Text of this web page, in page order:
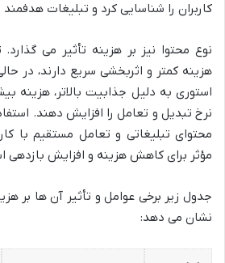
کاربران را شناسایی کرد و تبلیغات هدفمند
نوع محتوا نیز بر هزینه تأثیر می
هزینه کمتر و اثربخشی سریع دارند، در
استوری به دلیل جذابیت بالاتر، هزینه
نرخ تبدیل و تعامل را افزایش دهند.
محتوای تبلیغاتی و تعامل مستقیم با
مؤثر برای کاهش هزینه و افزایش بازدهی
جدول زیر برخی عوامل و تأثیر آن ها بر
نشان می دهد: